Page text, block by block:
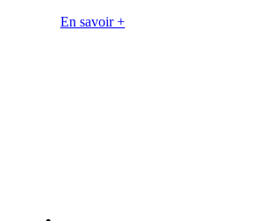
En savoir +